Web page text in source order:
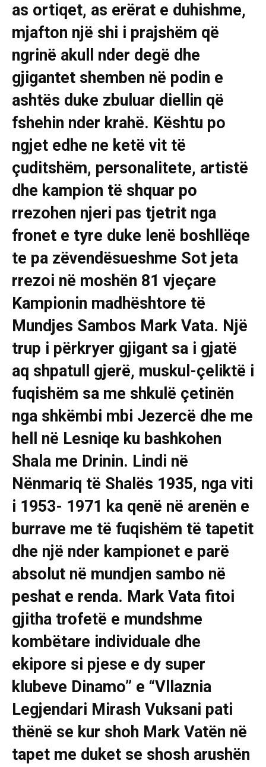
as ortiqet, as erërat e duhishme,
mjafton një shi i prajshëm që
ngrinë akull nder degë dhe
gjigantet shemben në podin e
ashtës duke zbuluar diellin që
fshehin nder krahë. Kështu po
ngjet edhe ne ketë vit të
çuditshëm, personalitete, artistë
dhe kampion të shquar po
rrezohen njeri pas tjetrit nga
fronet e tyre duke lenë boshllëqe
te pa zëvendësueshme Sot jeta
rrezoi në moshën 81 vjeçare
Kampionin madhështore të
Mundjes Sambos Mark Vata. Një
trup i përkryer gjigant sa i gjatë
aq shpatull gjerë, muskul-çeliktë i
fuqishëm sa me shkulë çetinën
nga shkëmbi mbi Jezercë dhe me
hell në Lesniqe ku bashkohen
Shala me Drinin. Lindi në
Nënmariq të Shalës 1935, nga viti
i 1953- 1971 ka qenë në arenën e
burrave me të fuqishëm të tapetit
dhe një nder kampionet e parë
absolut në mundjen sambo në
peshat e renda. Mark Vata fitoi
gjitha trofetë e mundshme
kombëtare individuale dhe
ekipore si pjese e dy super
klubeve Dinamo” e “Vllaznia
Legjendari Mirash Vuksani pati
thënë se kur shoh Mark Vatën në
tapet me duket se shosh arushën